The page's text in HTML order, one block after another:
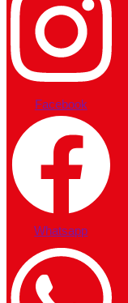
Facebook
Whatsapp